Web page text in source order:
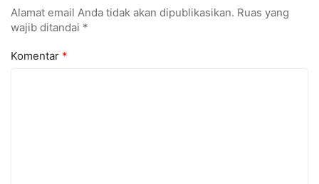
Alamat email Anda tidak akan dipublikasikan. Ruas yang
wajib ditandai *
Komentar *